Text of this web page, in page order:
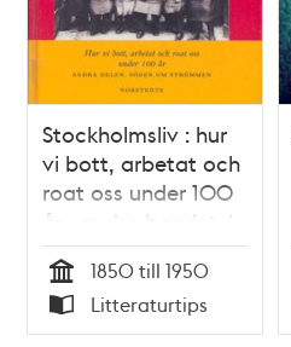
Stockholmsliv : hur
vi bott, arbetat och
roat oss under 100
år : andra bandet /
Staffan Tjerneld
Tid
1850 till 1950
Typ
Litteraturtips